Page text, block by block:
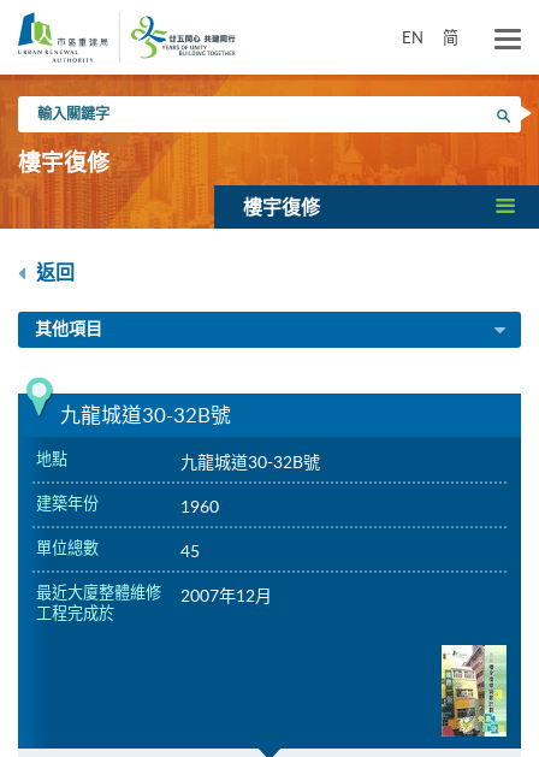
內
EN 简
入
關
鍵
搜尋
樓宇復修
樓宇復修
返回
其他項目
九龍城道30-32B號
地點 九龍城道30-32B號
建築年份 1960
單位總數 45
最近大廈整體維修
工程完成於
2007年12月